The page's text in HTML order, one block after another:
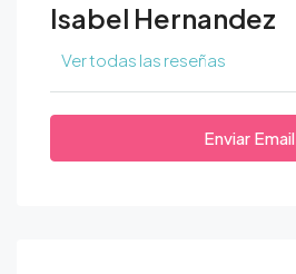
Isabel Hernandez
Ver todas las reseñas
Enviar Email